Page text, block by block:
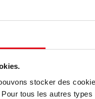
stocker des
tous les autres